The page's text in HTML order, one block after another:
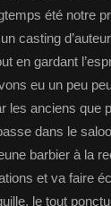
été notre
casting
en gardant
eu un peu
les anciens que
dans le
barbier à la
et va faire
le tout